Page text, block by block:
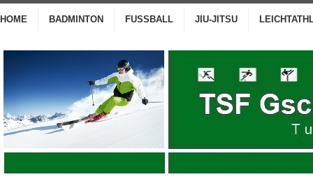
HOME BADMINTON FUSSBALL JIU-JITSU